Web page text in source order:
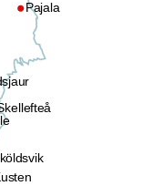
Pajala
Arvidsjaur
Lycksele
Höga Kusten
Örnsköldsvik
Skellefteå